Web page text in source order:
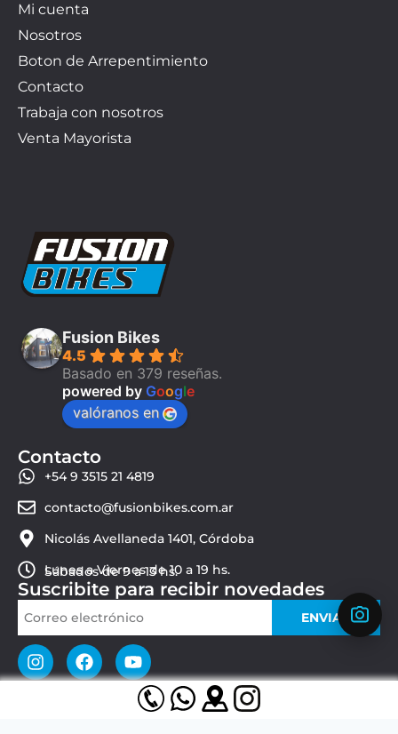
Mi cuenta
Nosotros
Boton de Arrepentimiento
Contacto
Trabaja con nosotros
Venta Mayorista
Fusion Bikes
4.5
Basado en 379 reseñas.
powered by Google
valóranos en
Contacto
+54 9 3515 21 4819
contacto@fusionbikes.com.ar
Nicolás Avellaneda 1401, Córdoba
Lunes a Viernes de 10 a 19 hs.
Sábados de 9 a 13 hs.
Suscribite para recibir novedades
ENVIAR
© 2026 Fusion Bikes